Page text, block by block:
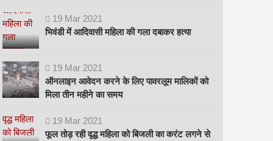
19 Mar 2021
भिवंडी में आदिवासी महिला की गला दबाकर हत्या
19 Mar 2021
ऑनलाइन आवेदन करने के लिए पावरलूम मालिकों को
मिला तीन महीने का समय
19 Mar 2021
फूल तोड़ रही वृद्ध महिला को बिजली का करंट लगने से